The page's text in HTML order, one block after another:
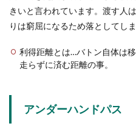
ご祝儀
供で出
兄弟の結
たら、ご祝
について気
きいと言われています。渡す人
りは窮屈になるため落としてし
利得距離とは…バトン自体は
走らずに済む距離の事。
アンダーハンドパス